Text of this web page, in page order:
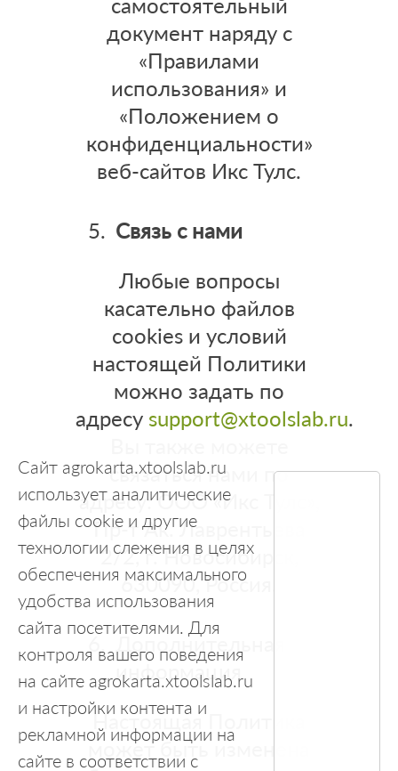
документ наряду с
«Правилами
использования» и
«Положением о
конфиденциальности»
веб-сайтов Икс Тулс.
Связь с нами
Любые вопросы
касательно файлов
cookies и условий
настоящей Политики
можно задать по
адресу support@xtoolslab.ru.
связаться нами по
адресу: ООО «Икс Тулс»,
Пр-т Ак. Лаврентьева
2/2, г. Новосибирск,
630090, Россия.
Дополнительная
информация
Настоящая Политика
может быть изменена
Сайт agrokarta.xtoolslab.ru
использует аналитические
файлы cookie и другие
технологии слежения в целях
обеспечения максимального
удобства использования
сайта посетителями. Для
контроля вашего поведения
на сайте agrokarta.xtoolslab.ru
и настройки контента и
рекламной информации на
сайте в соответствии с